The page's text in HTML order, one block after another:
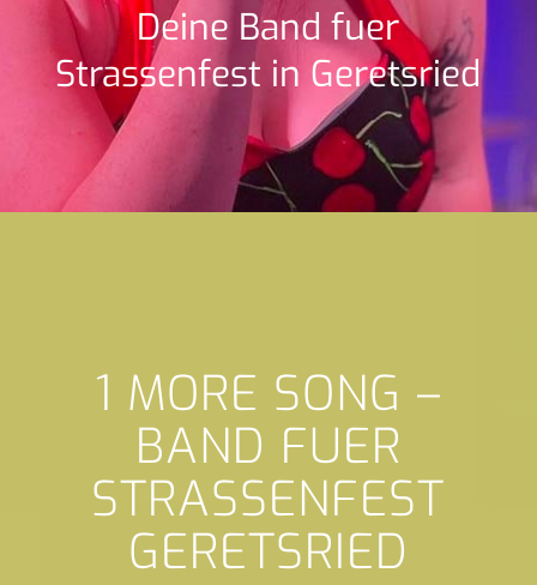
Deine Band fuer
Strassenfest in Geretsried
1 MORE SONG –
BAND FUER
STRASSENFEST
GERETSRIED